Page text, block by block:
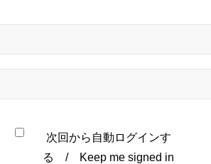
次回から自動ログインす
る / Keep me signed in